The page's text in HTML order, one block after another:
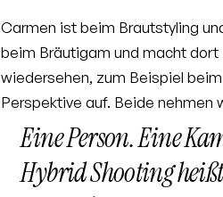
Carmen ist beim Brautstyling
beim Bräutigam und macht dort
wiedersehen, zum Beispiel
Perspektive auf. Beide nehmen
Eine Person. Eine
Hybrid Shooting